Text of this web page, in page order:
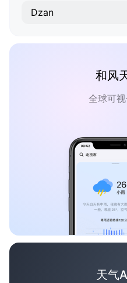
Dzan
和风
全球可
天气